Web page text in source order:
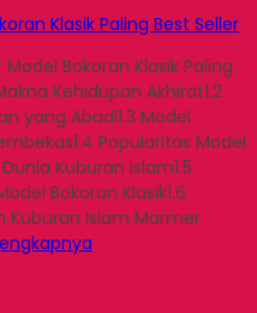
Klasik Paling Best Seller
Bokoran Klasik Paling
Kehidupan Akhirat1.2
yang Abadi1.3 Model
Popularitas Model
Kuburan Islam1.5
Bokoran Klasik1.6
Kuburan Islam Marmer